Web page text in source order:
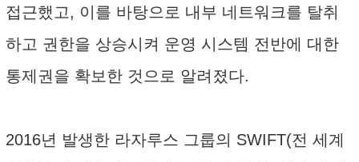
접근했고, 이를 바탕으로 내부 네트워크를 탈취
하고 권한을 상승시켜 운영 시스템 전반에 대한
통제권을 확보한 것으로 알려졌다.
2016년 발생한 라자루스 그룹의 SWIFT(전 세계